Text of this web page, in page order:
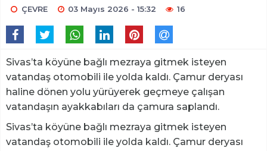
ÇEVRE 03 Mayıs 2026 - 15:32 16
Sivas’ta köyüne bağlı mezraya gitmek isteyen
vatandaş otomobili ile yolda kaldı. Çamur deryası
haline dönen yolu yürüyerek geçmeye çalışan
vatandaşın ayakkabıları da çamura saplandı.
Sivas’ta köyüne bağlı mezraya gitmek isteyen
vatandaş otomobili ile yolda kaldı. Çamur deryası